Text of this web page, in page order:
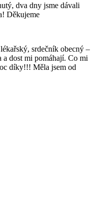
dva dny jsme dávali
Děkujeme
srdečník obecný –
a dost mi pomáhají. Co mi
díky!!! Měla jsem od